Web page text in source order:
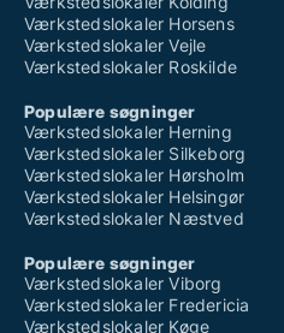
Værkstedslokaler Horsens
Værkstedslokaler Vejle
Værkstedslokaler Roskilde
Populære søgninger
Værkstedslokaler Herning
Værkstedslokaler Silkeborg
Værkstedslokaler Hørsholm
Værkstedslokaler Helsingør
Værkstedslokaler Næstved
Populære søgninger
Værkstedslokaler Viborg
Værkstedslokaler Fredericia
Værkstedslokaler Køge